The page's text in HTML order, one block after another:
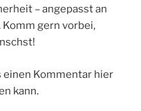
– angepasst an
gern vorbei,
einen Kommentar hier
kann.